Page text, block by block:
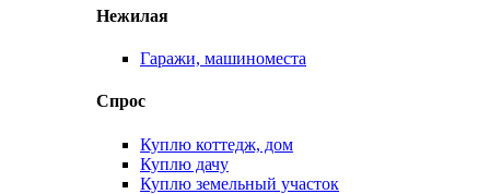
Нежилая
Гаражи, машиноместа
Спрос
Куплю коттедж, дом
Куплю дачу
Куплю земельный участок